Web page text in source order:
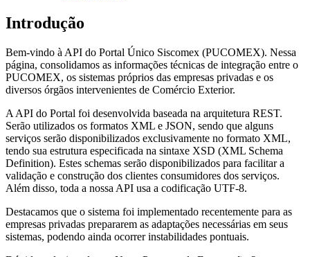
Introdução
Bem-vindo à API do Portal Único Siscomex (PUCOMEX). Nessa
página, consolidamos as informações técnicas de integração entre o
PUCOMEX, os sistemas próprios das empresas privadas e os
diversos órgãos intervenientes de Comércio Exterior.
A API do Portal foi desenvolvida baseada na arquitetura REST.
Serão utilizados os formatos XML e JSON, sendo que alguns
serviços serão disponibilizados exclusivamente no formato XML,
tendo sua estrutura especificada na sintaxe XSD (XML Schema
Definition). Estes schemas serão disponibilizados para facilitar a
validação e construção dos clientes consumidores dos serviços.
Além disso, toda a nossa API usa a codificação UTF-8.
Destacamos que o sistema foi implementado recentemente para as
empresas privadas prepararem as adaptações necessárias em seus
sistemas, podendo ainda ocorrer instabilidades pontuais.